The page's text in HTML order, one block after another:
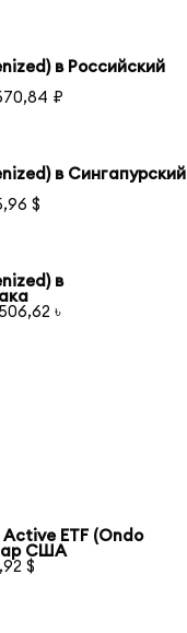
в Российский
₽
в Сингапурский
$
в
৳
ETF (Ondo
США
$